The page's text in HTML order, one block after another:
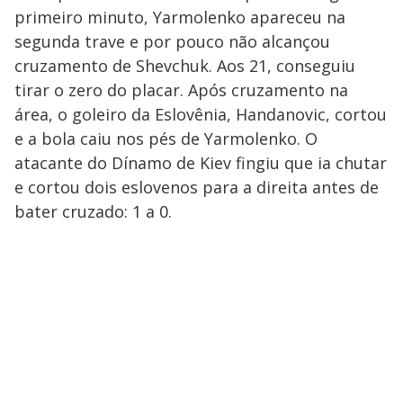
primeiro minuto, Yarmolenko apareceu na
segunda trave e por pouco não alcançou
cruzamento de Shevchuk. Aos 21, conseguiu
tirar o zero do placar. Após cruzamento na
área, o goleiro da Eslovênia, Handanovic, cortou
e a bola caiu nos pés de Yarmolenko. O
atacante do Dínamo de Kiev fingiu que ia chutar
e cortou dois eslovenos para a direita antes de
bater cruzado: 1 a 0.